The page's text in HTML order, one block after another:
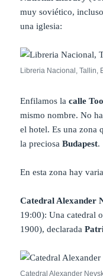
muy soviético,
una iglesia:
Libreria Nacional, Tallin,
Enfilamos la calle
mismo nombre. No
el hotel. Es una zona
la preciosaBudapest.
En esta zona hay
Catedral Alexander
19:00): Una catedral
1900), declarada
Catedral Alexander